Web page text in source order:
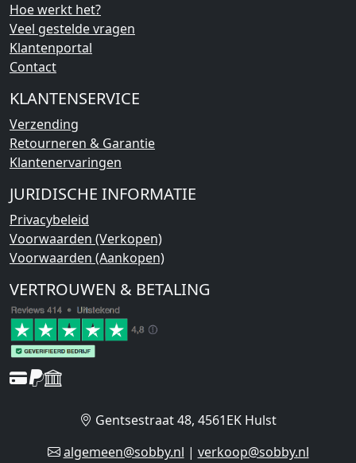
Hoe werkt het?
Veel gestelde vragen
Klantenportal
Contact
KLANTENSERVICE
Verzending
Retourneren & Garantie
Klantenervaringen
JURIDISCHE INFORMATIE
Privacybeleid
Voorwaarden (Verkopen)
Voorwaarden (Aankopen)
VERTROUWEN & BETALING
Gentsestraat 48, 4561EK Hulst
algemeen@sobby.nl | verkoop@sobby.nl